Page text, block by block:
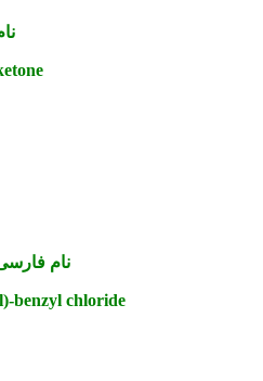
نام
benzyl chloride